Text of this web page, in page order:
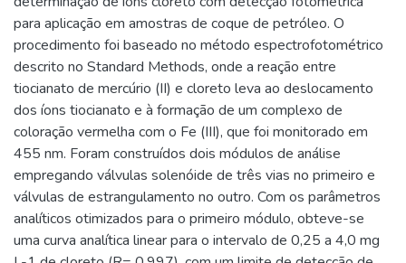
para aplicação em amostras de coque de petróleo. O
procedimento foi baseado no método espectrofotométrico
descrito no Standard Methods, onde a reação entre
tiocianato de mercúrio (II) e cloreto leva ao deslocamento
dos íons tiocianato e à formação de um complexo de
coloração vermelha com o Fe (III), que foi monitorado em
455 nm. Foram construídos dois módulos de análise
empregando válvulas solenóide de três vias no primeiro e
válvulas de estrangulamento no outro. Com os parâmetros
analíticos otimizados para o primeiro módulo, obteve-se
uma curva analítica linear para o intervalo de 0,25 a 4,0 mg